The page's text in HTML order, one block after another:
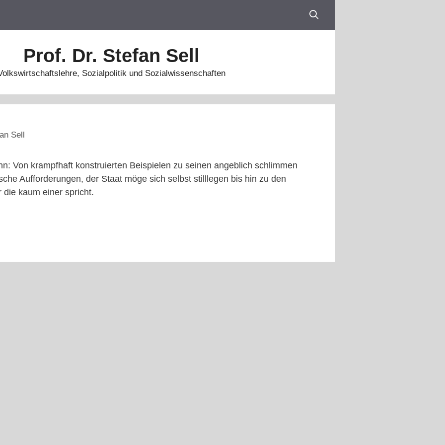
Prof. Dr. Stefan Sell
Sozialpolitik und Sozialwissenschaften
Sell
Von krampfhaft konstruierten Beispielen zu seinen angeblich schlimmen
Aufforderungen, der Staat möge sich selbst stilllegen bis hin zu den
kaum einer spricht.